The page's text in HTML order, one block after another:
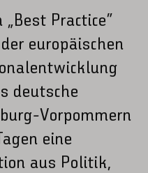
Practice“
europäischen
deutsche
Vorpommern
eine
aus Politik,